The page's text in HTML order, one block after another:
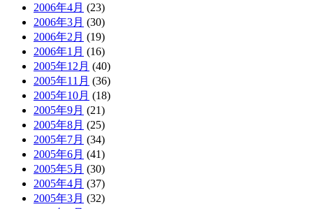
2006年4月 (23)
2006年3月 (30)
2006年2月 (19)
2006年1月 (16)
2005年12月 (40)
2005年11月 (36)
2005年10月 (18)
2005年9月 (21)
2005年8月 (25)
2005年7月 (34)
2005年6月 (41)
2005年5月 (30)
2005年4月 (37)
2005年3月 (32)